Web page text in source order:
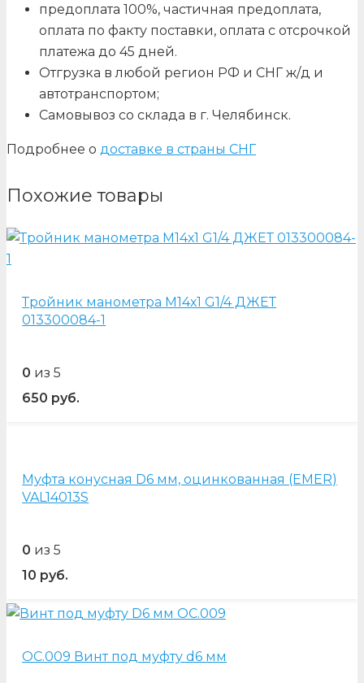
предоплата 100%, частичная предоплата,
оплата по факту поставки, оплата с отсрочкой
платежа до 45 дней.
Отгрузка в любой регион РФ и СНГ ж/д и
автотранспортом;
Самовывоз со склада в г. Челябинск.
Подробнее о доставке в страны СНГ
Похожие товары
Тройник манометра М14х1 G1/4 ДЖЕТ
013300084-1
0 из 5
650 руб.
Муфта конусная D6 мм, оцинкованная (EMER)
VAL14013S
0 из 5
10 руб.
OC.009 Винт под муфту d6 мм